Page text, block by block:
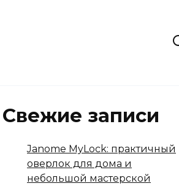
Свежие записи
Janome MyLock: практичный
оверлок для дома и
небольшой мастерской